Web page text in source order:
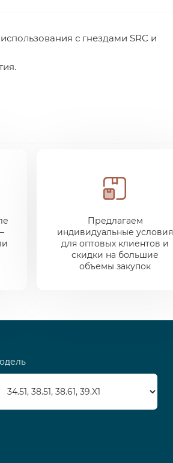
с гнездами SRC и
Предлагаем
индивидуальные условия
для оптовых клиентов и
скидки на большие
объемы закупок